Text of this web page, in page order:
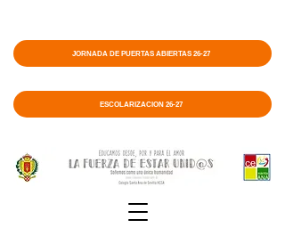
ESCOLARIZACIÓN 26-27
JORNADA DE PUERTAS ABIERTAS 26-27